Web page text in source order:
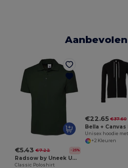
€5.43 €7.22 -25%
Radsow by Uneek UC101
Classic Poloshirt
€22.65 €37.60
Bella + Canvas
Unisex hoodie
+2 Kleuren